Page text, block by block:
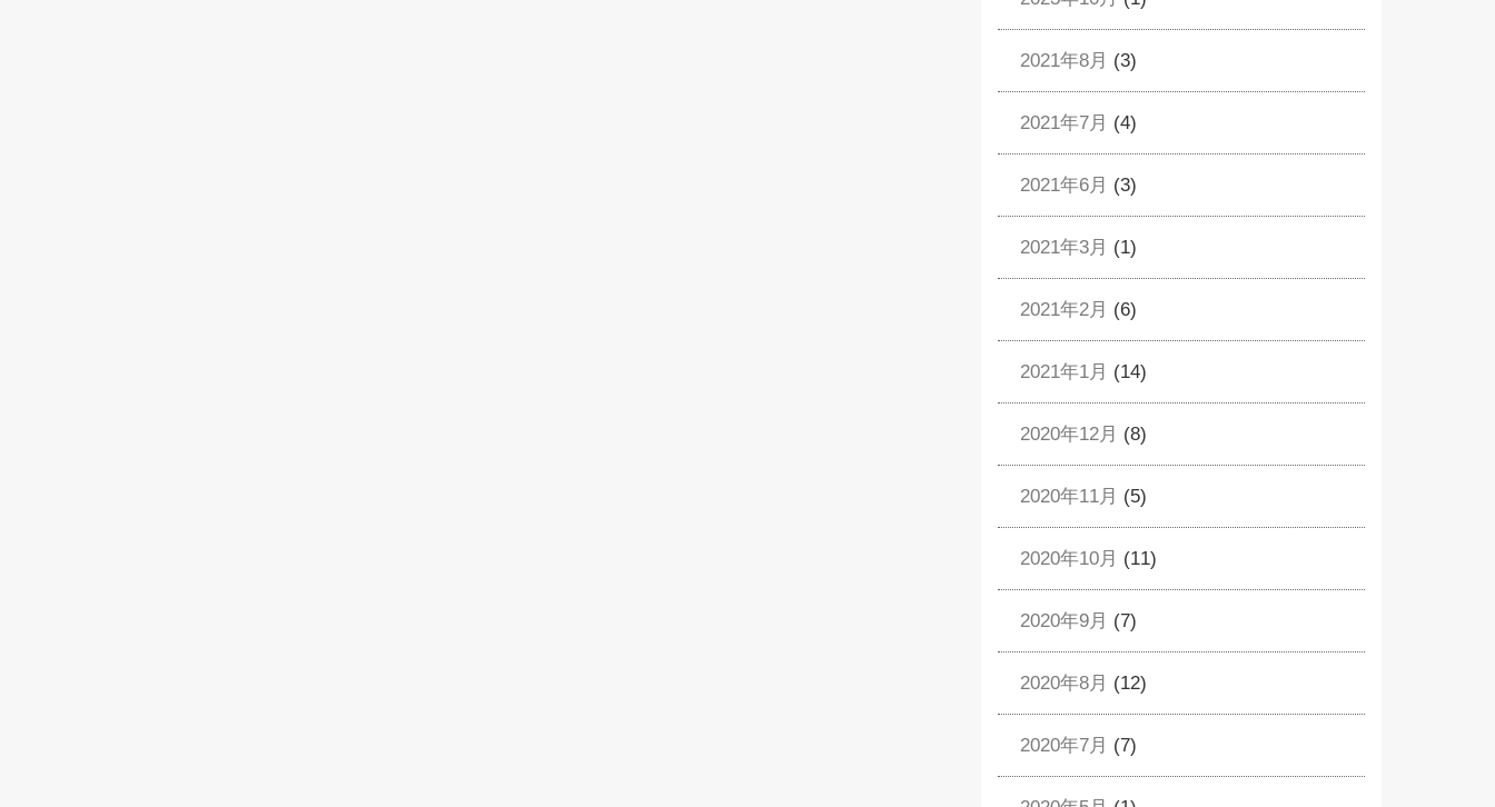
2021年8月 (3)
2021年7月 (4)
2021年6月 (3)
2021年3月 (1)
2021年2月 (6)
2021年1月 (14)
2020年12月 (8)
2020年11月 (5)
2020年10月 (11)
2020年9月 (7)
2020年8月 (12)
2020年7月 (7)